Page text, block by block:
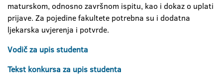
maturskom, odnosno završnom ispitu, kao i dokaz o uplati
prijave. Za pojedine fakultete potrebna su i dodatna
ljekarska uvjerenja i potvrde.
Vodič za upis studenta
Tekst konkursa za upis studenta